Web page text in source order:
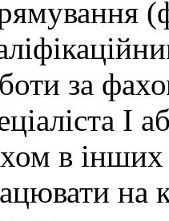
за
І
в інших
на